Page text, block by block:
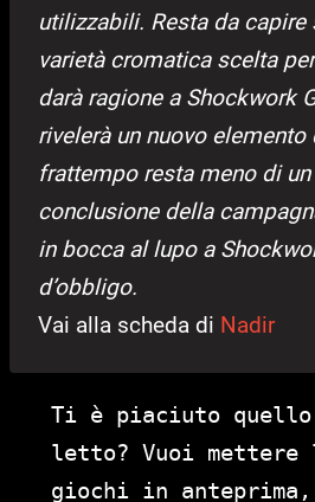
utilizzabili. Resta da
varietà cromatica scelta
darà ragione a Shockwork
rivelerà un nuovo
frattempo resta meno di
conclusione della
in bocca al lupo a
d’obbligo.
Vai alla scheda di Nadir
Ti è piaciuto quello
letto? Vuoi mettere
giochi in